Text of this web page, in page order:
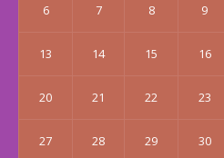
6 7 8 9
13 14 15 16
20 21 22 23
27 28 29 30